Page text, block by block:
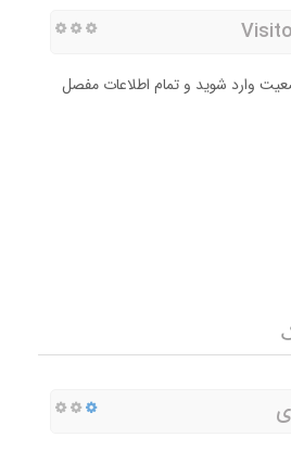
وارد شوید و تمام اطلاعات مفصل